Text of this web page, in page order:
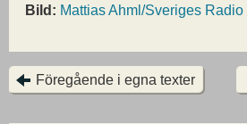
Bild: Mattias Ahml/Sveriges Radio
Föregående i egna texter